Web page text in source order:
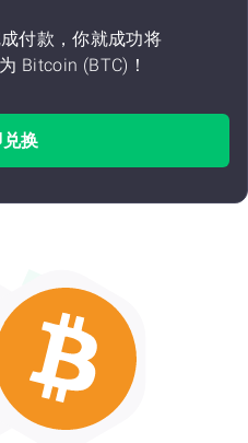
付款，你就成功将
Bitcoin (BTC)！
换